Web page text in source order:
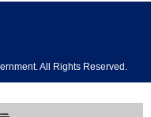
All Rights Reserved.